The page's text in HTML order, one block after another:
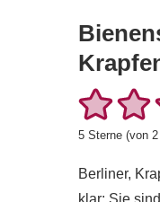
5 Sterne (von 2
Berliner,
klar: Sie